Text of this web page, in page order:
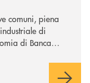
comuni, piena
di
di Banca
dell’operazione.